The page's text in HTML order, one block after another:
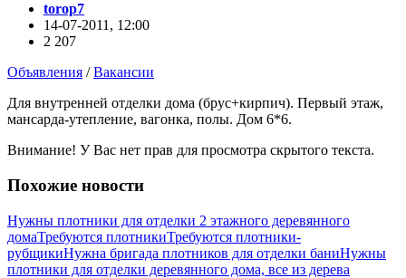
torop7
14-07-2011, 12:00
2 207
Объявления /Вакансии
Для внутренней отделки дома (брус+кирпич). Первый этаж,
мансарда-утепление, вагонка, полы. Дом 6*6.
Внимание! У Вас нет прав для просмотра скрытого текста.
Похожие новости
Нужны плотники для отделки 2 этажного деревянного
домаТребуются плотникиТребуются плотники-
рубщикиНужна бригада плотников для отделки баниНужны
плотники для отделки деревянного дома, все из дерева